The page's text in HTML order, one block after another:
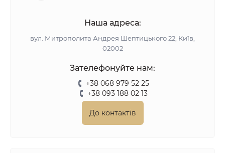
Наша адреса:
вул. Митрополита Андрея Шептицького 22, Київ,
02002
Зателефонуйте нам:
+38 068 979 52 25
+38 093 188 02 13
До контактів